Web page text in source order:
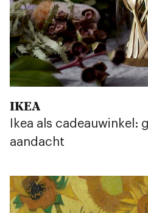
IKEA
Ikea als cadeauwinkel:
aandacht